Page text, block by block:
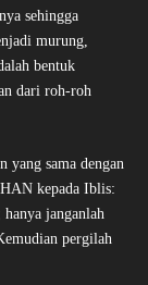
sehingga
murung,
bentuk
dari roh-roh
yang sama dengan
kepada Iblis:
janganlah
pergilah